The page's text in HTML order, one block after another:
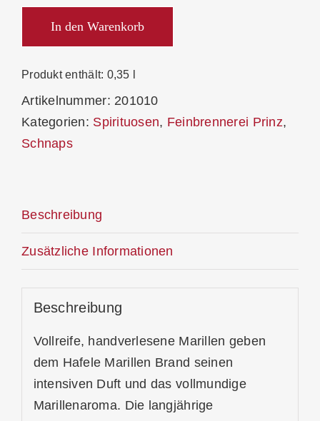
Marillen-
Brand
43%
In den Warenkorb
Produkt enthält: 0,35 l
Artikelnummer: 201010
Kategorien: Spirituosen, Feinbrennerei Prinz,
Schnaps
Beschreibung
Zusätzliche Informationen
Beschreibung
Vollreife, handverlesene Marillen geben
dem Hafele Marillen Brand seinen
intensiven Duft und das vollmundige
Marillenaroma. Die langjährige